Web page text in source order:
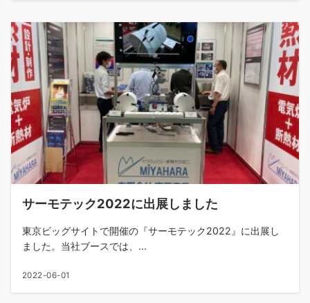
サーモテック2022に出展しました
東京ビッグサイトで開催の『サーモテック2022』に出展し
ました。当社ブースでは、...
2022-06-01